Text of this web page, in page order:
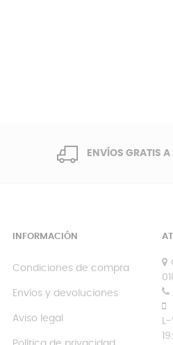
ENVÍOS GRATIS
INFORMACIÓN
Condiciones de compra
Envíos y devoluciones
Aviso legal